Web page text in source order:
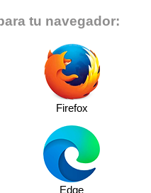
tu navegador:
Firefox
Edge